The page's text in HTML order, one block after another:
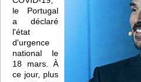
le Portugal
a déclaré
l'état
d'urgence
national le
18 mars. À
ce jour, plus